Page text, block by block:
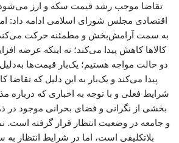
تقاضا موجب رشد قیمت سکه و ارز
اقتصادی مجلس شورای اسلامی ادامه داد:
به سمت آرامش‌بخش و مطمئنه حرکت می‌کند،
کالاها کاهش پیدا می‌کند؛ نه اینکه عرضه
دو حالت مواجه هستیم؛ یک‌بار قیمت‌ها
پیدا می‌کند و یک‌بار به این دلیل که
شرایط فعلی و با توجه به اخباری که
بخشی از نگرانی و فضای بحرانی موجود در
و جامعه در وضعیت انتظار قرار گرفته است.
بلاتکلیفی است، اما در شرایط انتظار